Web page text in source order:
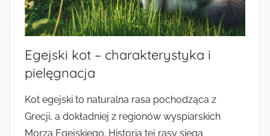
Egejski kot – charakterystyka i
pielęgnacja
Kot egejski to naturalna rasa pochodząca z
Grecji, a dokładniej z regionów wyspiarskich
Morza Egejskiego. Historia tej rasy sięga